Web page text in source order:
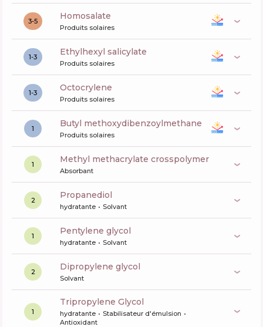
3-5 Homosalate
Produits solaires
1-3 ethylhexyl salicylate
Produits solaires
1-3 octocrylene
Produits solaires
1 butyl methoxydibenzoylmethane
Produits solaires
1 methyl methacrylate crosspolymer
Absorbant
2 propanediol
hydratante Solvant
1 pentylene glycol
hydratante Solvant
2 dipropylene glycol
Solvant
1
Tripropylene Glycol
hydratante
Stabilisateur d'émulsion
Antioxidant